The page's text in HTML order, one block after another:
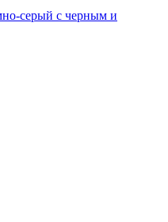
серый с черным и